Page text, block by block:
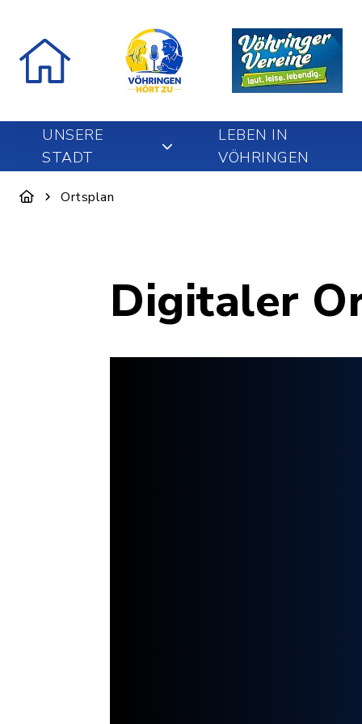
UNSERE
STADT
LEBEN IN
VÖHRINGEN
Ortsplan
Digitaler